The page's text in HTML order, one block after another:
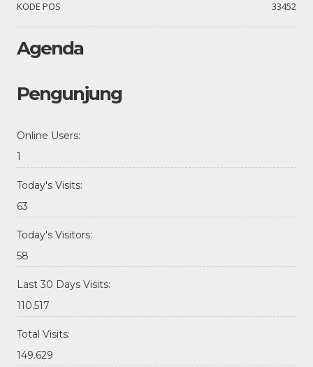
KODE POS
33452
Agenda
Pengunjung
Online Users:
1
Today's Visits:
63
Today's Visitors:
58
Last 30 Days Visits:
110.517
Total Visits:
149.629